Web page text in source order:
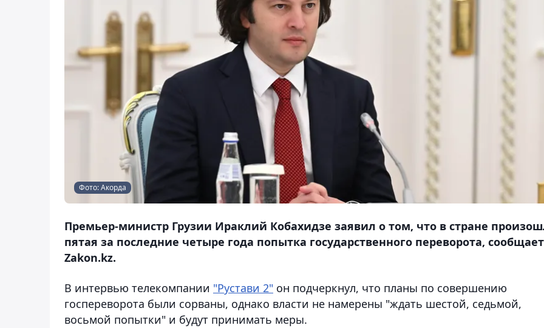
Фото: Акорда
Премьер-министр Грузии Ираклий Кобахидзе заявил о том, что в стране
пятая за последние четыре года попытка государственного переворота, сообщает
Zakon.kz.
В интервью телекомпании "Рустави 2" он подчеркнул, что планы по совершению
госпереворота были сорваны, однако власти не намерены "ждать шестой, седьмой,
восьмой попытки" и будут принимать меры.